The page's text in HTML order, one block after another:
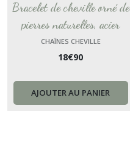
Bracelet de cheville orné de
pierres naturelles, acier
inoxydable, chaîne cheville
lapis-lazuli Bleu plage
bijou de cheville France
CHAÎNES CHEVILLE
18€90
AJOUTER AU PANIER